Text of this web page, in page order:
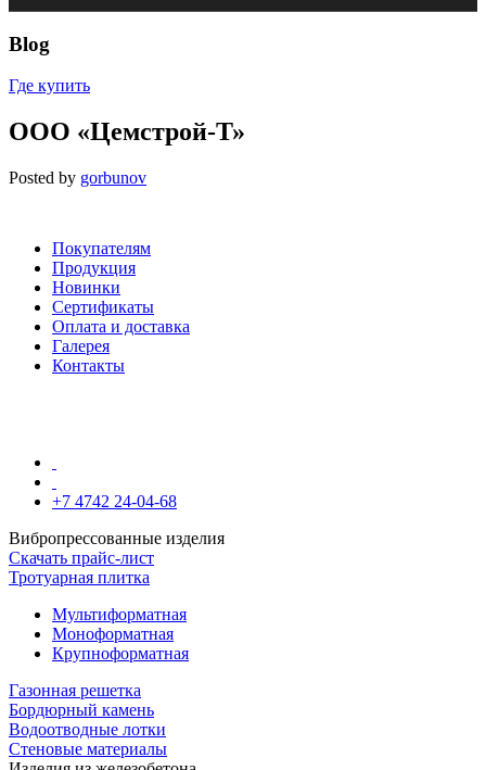
Blog
Где купить
ООО «Цемстрой-Т»
Posted by gorbunov
Покупателям
Продукция
Новинки
Сертификаты
Оплата и доставка
Галерея
Контакты
+7 4742 24-04-68
Вибропрессованные изделия
Скачать прайс-лист
Тротуарная плитка
Мультиформатная
Моноформатная
Крупноформатная
Газонная решетка
Бордюрный камень
Водоотводные лотки
Стеновые материалы